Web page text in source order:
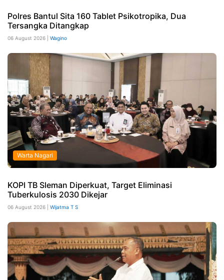
Polres Bantul Sita 160 Tablet Psikotropika, Dua
Tersangka Ditangkap
06 August 2026 | Wagino
Warta Nagari
KOPI TB Sleman Diperkuat, Target Eliminasi
Tuberkulosis 2030 Dikejar
06 August 2026 | Wijatma T S